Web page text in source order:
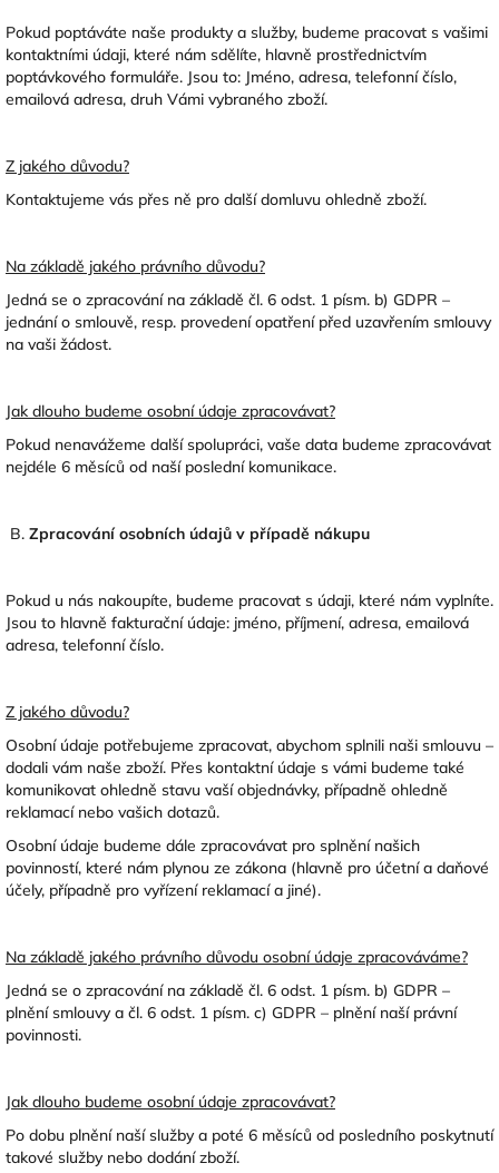
Pokud poptáváte naše produkty a služby, budeme pracovat s vašimi
kontaktními údaji, které nám sdělíte, hlavně prostřednictvím
poptávkového formuláře. Jsou to: Jméno, adresa, telefonní číslo,
emailová adresa, druh Vámi vybraného zboží.
Z jakého důvodu?
Kontaktujeme vás přes ně pro další domluvu ohledně zboží.
Na základě jakého právního důvodu?
Jedná se o zpracování na základě čl. 6 odst. 1 písm. b) GDPR –
jednání o smlouvě, resp. provedení opatření před uzavřením smlouvy
na vaši žádost.
Jak dlouho budeme osobní údaje zpracovávat?
Pokud nenavážeme další spolupráci, vaše data budeme zpracovávat
nejdéle 6 měsíců od naší poslední komunikace.
B. Zpracování osobních údajů v případě nákupu
Pokud u nás nakoupíte, budeme pracovat s údaji, které nám vyplníte.
Jsou to hlavně fakturační údaje: jméno, příjmení, adresa, emailová
adresa, telefonní číslo.
Z jakého důvodu?
Osobní údaje potřebujeme zpracovat, abychom splnili naši smlouvu –
dodali vám naše zboží. Přes kontaktní údaje s vámi budeme také
komunikovat ohledně stavu vaší objednávky, případně ohledně
reklamací nebo vašich dotazů.
Osobní údaje budeme dále zpracovávat pro splnění našich
povinností, které nám plynou ze zákona (hlavně pro účetní a daňové
účely, případně pro vyřízení reklamací a jiné).
Na základě jakého právního důvodu osobní údaje zpracováváme?
Jedná se o zpracování na základě čl. 6 odst. 1 písm. b) GDPR –
plnění smlouvy a čl. 6 odst. 1 písm. c) GDPR – plnění naší právní
povinnosti.
Jak dlouho budeme osobní údaje zpracovávat?
Po dobu plnění naší služby a poté 6 měsíců od posledního poskytnutí
takové služby nebo dodání zboží.